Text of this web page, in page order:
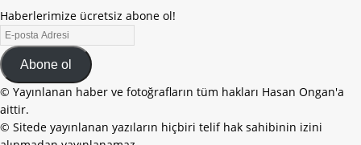
Haberlerimize ücretsiz abone ol!
Abone ol
© Yayınlanan haber ve fotoğrafların tüm hakları Hasan Ongan'a
aittir.
© Sitede yayınlanan yazıların hiçbiri telif hak sahibinin izini